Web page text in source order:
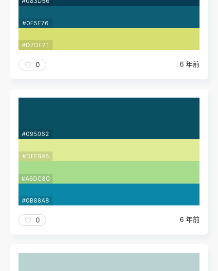
#0E5F76
#D7DF71
0 6 年前
#095062
#DFEB95
#A6DC8C
#0B88A8
0 6 年前